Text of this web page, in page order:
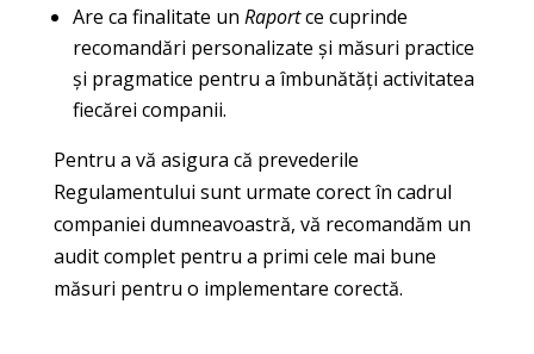
Are ca finalitate un Raportce cuprinde
recomandări personalizate și măsuri practice
și pragmatice pentru a îmbunătăți activitatea
fiecărei companii.
Pentru a vă asigura că prevederile
Regulamentului sunt urmate corect în cadrul
companiei dumneavoastră, vă recomandăm un
audit complet pentru a primi cele mai bune
măsuri pentru o implementare corectă.